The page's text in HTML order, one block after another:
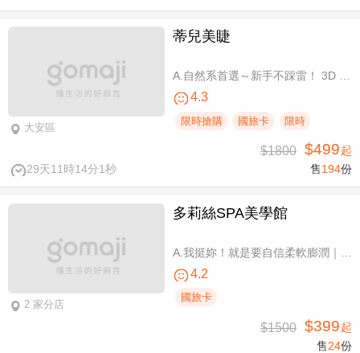
大安區
蒂兒美睫
4.3
限時搶購 國旅卡 限時
29天11時14分0秒
$1800 $499起
售194份
2 家分店
多莉絲SPA美學館
4.2
國旅卡
$1500 $399起
售24份